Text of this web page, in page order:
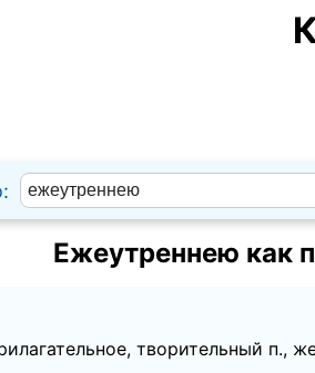
Ежеутреннею как
творительный п.,